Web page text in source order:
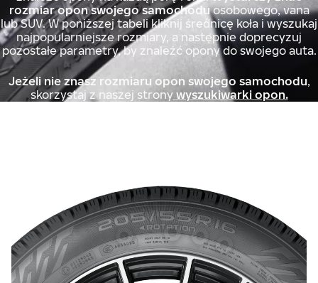
rozmiar opon swojego samochoduosobowego, vana
lub SUV. W poniższej tabeli kliknij średnicę koła i wyszukaj
najpopularniejsze rozmiary, a następnie doprecyzuj
pozostałe parametry, by znaleźć opony do swojego auta.
Jeżeli nie znasz rozmiaru opon swojego samochodu,
skorzystaj z naszej stronywyszukiwarki opon.